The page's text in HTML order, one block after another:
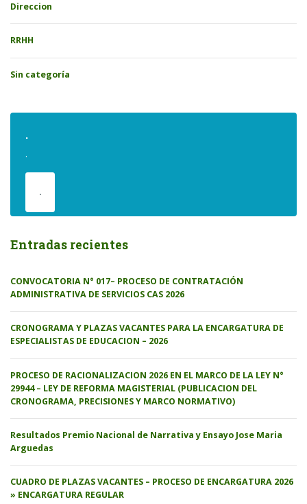
Direccion
RRHH
Sin categoría
.
.
.
Entradas recientes
CONVOCATORIA N° 017– PROCESO DE CONTRATACIÓN
ADMINISTRATIVA DE SERVICIOS CAS 2026
CRONOGRAMA Y PLAZAS VACANTES PARA LA ENCARGATURA DE
ESPECIALISTAS DE EDUCACION – 2026
PROCESO DE RACIONALIZACION 2026 EN EL MARCO DE LA LEY N°
29944 – LEY DE REFORMA MAGISTERIAL (PUBLICACION DEL
CRONOGRAMA, PRECISIONES Y MARCO NORMATIVO)
Resultados Premio Nacional de Narrativa y Ensayo Jose Maria
Arguedas
CUADRO DE PLAZAS VACANTES – PROCESO DE ENCARGATURA 2026
» ENCARGATURA REGULAR